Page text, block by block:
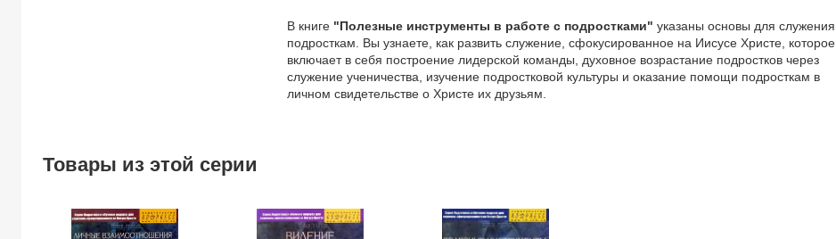
В книге "Полезные инструменты в работе с подростками" указаны основы для служения
подросткам. Вы узнаете, как развить служение, сфокусированное на Иисусе Христе, которое
включает в себя построение лидерской команды, духовное возрастание подростков через
служение ученичества, изучение подростковой культуры и оказание помощи подросткам в
личном свидетельстве о Христе их друзьям.
Товары из этой серии